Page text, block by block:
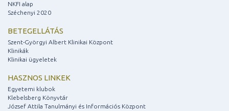
NKFI alap
Széchenyi 2020
BETEGELLÁTÁS
Szent-Györgyi Albert Klinikai Központ
Klinikák
Klinikai ügyeletek
HASZNOS LINKEK
Egyetemi klubok
Klebelsberg Könyvtár
József Attila Tanulmányi és Információs Központ